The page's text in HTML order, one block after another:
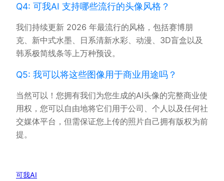
Q4: 可我AI 支持哪些流行的头像风格？
我们持续更新 2026 年最流行的风格，包括赛博朋
克、新中式水墨、日系清新水彩、动漫、3D盲盒以及
韩系极简线条等上万种预设。
Q5: 我可以将这些图像用于商业用途吗？
当然可以！您拥有我们为您生成的AI头像的完整商业使
用权，您可以自由地将它们用于公司、个人以及任何社
交媒体平台，但需保证您上传的照片自己拥有版权为前
提。
可我AI